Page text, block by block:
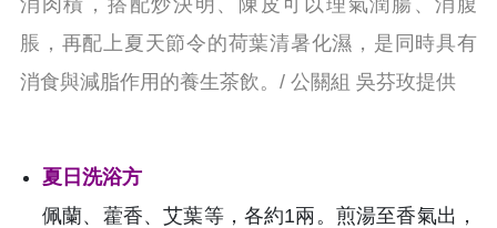
脹，再配上夏天節令的荷葉清暑化濕，是同時具有
消食與減脂作用的養生茶飲。/ 公關組 吳芬玫提供
夏日洗浴方
佩蘭、藿香、艾葉等，各約1兩。煎湯至香氣出，